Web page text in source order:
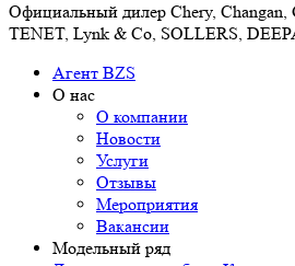
Официальный дилер Chery, Changan,
TENET, Lynk & Co, SOLLERS,
Агент BZS
О нас
О компании
Новости
Услуги
Отзывы
Мероприятия
Вакансии
Модельный ряд